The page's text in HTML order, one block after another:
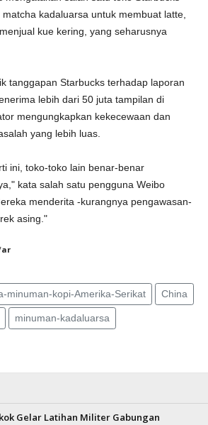
kadaluarsa untuk membuat latte,
kue kering, yang seharusnya
tanggapan Starbucks terhadap laporan
lebih dari 50 juta tampilan di
mengungkapkan kekecewaan dan
yang lebih luas.
ini, toko-toko lain benar-benar
kata salah satu pengguna Weibo
menderita -kurangnya pengawasan-
asing."
minuman-kopi-Amerika-Serikat China
minuman-kadaluarsa
Gelar Latihan Militer Gabungan